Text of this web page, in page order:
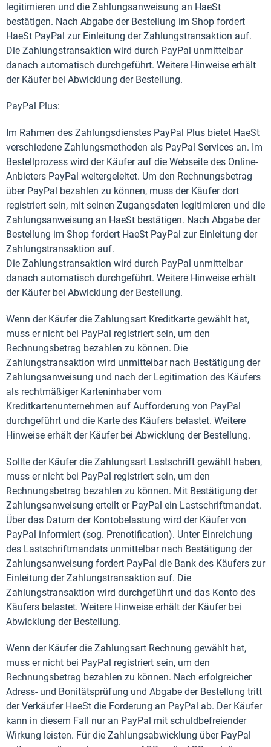
legitimieren und die Zahlungsanweisung an HaeSt
bestätigen. Nach Abgabe der Bestellung im Shop fordert
HaeSt PayPal zur Einleitung der Zahlungstransaktion auf.
Die Zahlungstransaktion wird durch PayPal unmittelbar
danach automatisch durchgeführt. Weitere Hinweise erhält
der Käufer bei Abwicklung der Bestellung.
PayPal Plus:
Im Rahmen des Zahlungsdienstes PayPal Plus bietet HaeSt
verschiedene Zahlungsmethoden als PayPal Services an. Im
Bestellprozess wird der Käufer auf die Webseite des Online-
Anbieters PayPal weitergeleitet. Um den Rechnungsbetrag
über PayPal bezahlen zu können, muss der Käufer dort
registriert sein, mit seinen Zugangsdaten legitimieren und die
Zahlungsanweisung an HaeSt bestätigen. Nach Abgabe der
Bestellung im Shop fordert HaeSt PayPal zur Einleitung der
Zahlungstransaktion auf.
Die Zahlungstransaktion wird durch PayPal unmittelbar
danach automatisch durchgeführt. Weitere Hinweise erhält
der Käufer bei Abwicklung der Bestellung.
Wenn der Käufer die Zahlungsart Kreditkarte gewählt hat,
muss er nicht bei PayPal registriert sein, um den
Rechnungsbetrag bezahlen zu können. Die
Zahlungstransaktion wird unmittelbar nach Bestätigung der
Zahlungsanweisung und nach der Legitimation des Käufers
als rechtmäßiger Karteninhaber vom
Kreditkartenunternehmen auf Aufforderung von PayPal
durchgeführt und die Karte des Käufers belastet. Weitere
Hinweise erhält der Käufer bei Abwicklung der Bestellung.
Sollte der Käufer die Zahlungsart Lastschrift gewählt haben,
muss er nicht bei PayPal registriert sein, um den
Rechnungsbetrag bezahlen zu können. Mit Bestätigung der
Zahlungsanweisung erteilt er PayPal ein Lastschriftmandat.
Über das Datum der Kontobelastung wird der Käufer von
PayPal informiert (sog. Prenotification). Unter Einreichung
des Lastschriftmandats unmittelbar nach Bestätigung der
Zahlungsanweisung fordert PayPal die Bank des Käufers zur
Einleitung der Zahlungstransaktion auf. Die
Zahlungstransaktion wird durchgeführt und das Konto des
Käufers belastet. Weitere Hinweise erhält der Käufer bei
Abwicklung der Bestellung.
Wenn der Käufer die Zahlungsart Rechnung gewählt hat,
muss er nicht bei PayPal registriert sein, um den
Rechnungsbetrag bezahlen zu können. Nach erfolgreicher
Adress- und Bonitätsprüfung und Abgabe der Bestellung tritt
der Verkäufer HaeSt die Forderung an PayPal ab. Der Käufer
kann in diesem Fall nur an PayPal mit schuldbefreiender
Wirkung leisten. Für die Zahlungsabwicklung über PayPal